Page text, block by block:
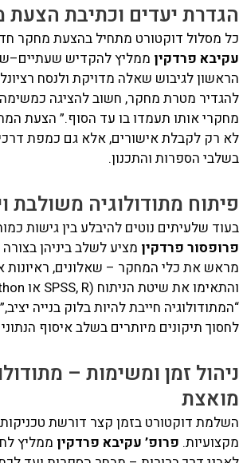
יעדים וכתיבת הצעת
מסלול דוקטורט מתחיל בהצעת מחקר
פרדקיןממליץ להקדיש
לגיבוש שאלה מדויקת ולנסח
מטרת מחקר, חשוב להציגה כמשימה
אותו תעמדו בו עד הסוף.” הצעת
רק לקבלת אישורים, אלא גם כמפת
הספרות והתכנון.
מתודולוגיה משולבת
שלעיתים נוטים להיבלע בין גישות
פרדקיןמציע לשלב ביניהן
את כלי המחקר – שאלונים, ראיונות
חייבת להיות בלוק בנייה
תיקונים מיותרים בשלב איסוף
זמן ומשימות –
דוקטורט בזמן קצר דורשת טכניקות
פרופ’ עקיבא פרדקיןממליץ